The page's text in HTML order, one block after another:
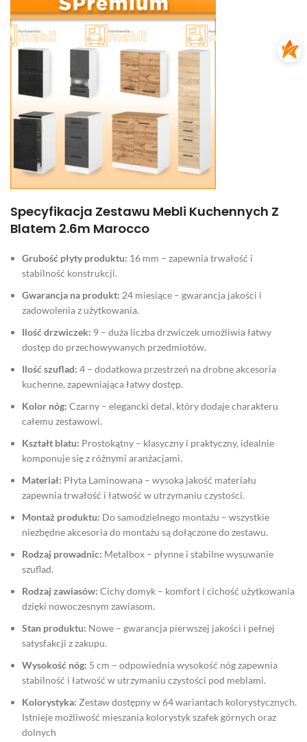
Specyfikacja Zestawu Mebli Kuchennych Z
Blatem 2.6m Marocco
Grubość płyty produktu: 16 mm – zapewnia trwałość i
stabilność konstrukcji.
Gwarancja na produkt: 24 miesiące – gwarancja jakości i
zadowolenia z użytkowania.
Ilość drzwiczek: 9 – duża liczba drzwiczek umożliwia łatwy
dostęp do przechowywanych przedmiotów.
Ilość szuflad: 4 – dodatkowa przestrzeń na drobne akcesoria
kuchenne, zapewniająca łatwy dostęp.
Kolor nóg: Czarny – elegancki detal, który dodaje charakteru
całemu zestawowi.
Kształt blatu: Prostokątny – klasyczny i praktyczny, idealnie
komponuje się z różnymi aranżacjami.
Materiał: Płyta Laminowana – wysoka jakość materiału
zapewnia trwałość i łatwość w utrzymaniu czystości.
Montaż produktu: Do samodzielnego montażu – wszystkie
niezbędne akcesoria do montażu są dołączone do zestawu.
Rodzaj prowadnic: Metalbox – płynne i stabilne wysuwanie
szuflad.
Rodzaj zawiasów: Cichy domyk – komfort i cichość użytkowania
dzięki nowoczesnym zawiasom.
Stan produktu: Nowe – gwarancja pierwszej jakości i pełnej
satysfakcji z zakupu.
Wysokość nóg: 5 cm – odpowiednia wysokość nóg zapewnia
stabilność i łatwość w utrzymaniu czystości pod meblami.
Kolorystyka: Zestaw dostępny w 64 wariantach kolorystycznych.
Istnieje możliwość mieszania kolorystyk szafek górnych oraz
dolnych